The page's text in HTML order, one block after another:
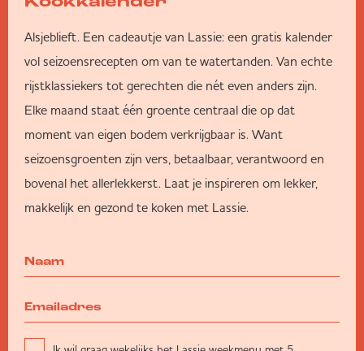
Alsjeblieft. Een cadeautje van Lassie: een gratis kalender
vol seizoensrecepten om van te watertanden. Van echte
rijstklassiekers tot gerechten die nét even anders zijn.
Elke maand staat één groente centraal die op dat
moment van eigen bodem verkrijgbaar is. Want
seizoensgroenten zijn vers, betaalbaar, verantwoord en
bovenal het allerlekkerst. Laat je inspireren om lekker,
makkelijk en gezond te koken met Lassie.